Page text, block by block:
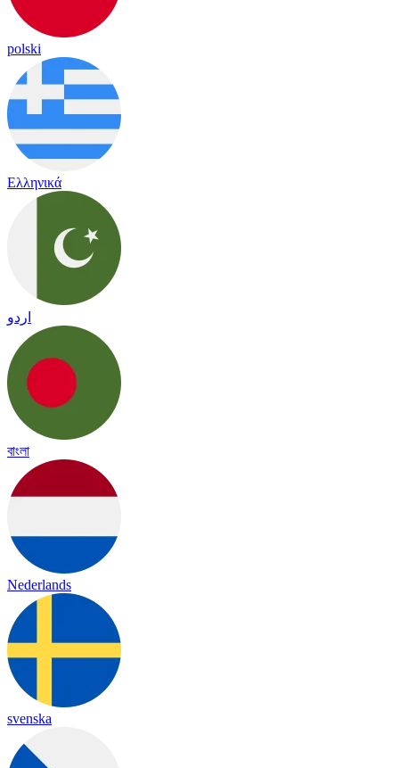
polski
Ελληνικά
اردو
বাংলা
Nederlands
svenska